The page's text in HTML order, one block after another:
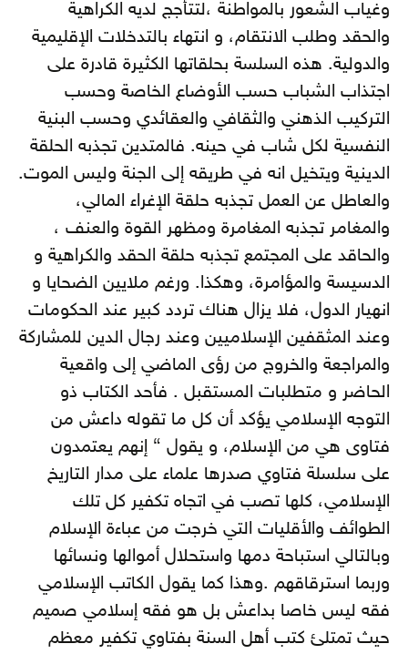
وغياب الشعور بالمواطنة ،لتتأجج لديه الكراهية
والحقد وطلب الانتقام، و انتهاء بالتدخلات الإقليمية
والدولية. هذه السلسة بحلقاتها الكثيرة قادرة على
اجتذاب الشباب حسب الأوضاع الخاصة وحسب
التركيب الذهني والثقافي والعقائدي وحسب البنية
النفسية لكل شاب في حينه. فالمتدين تجذبه الحلقة
الدينية ويتخيل انه في طريقه إلى الجنة وليس الموت.
والعاطل عن العمل تجذبه حلقة الإغراء المالي،
والمغامر تجذبه المغامرة ومظهر القوة والعنف ،
والحاقد على المجتمع تجذبه حلقة الحقد والكراهية و
الدسيسة والمؤامرة، وهكذا. ورغم ملايين الضحايا و
انهيار الدول، فلا يزال هناك تردد كبير عند الحكومات
وعند المثقفين الإسلاميين وعند رجال الدين للمشاركة
والمراجعة والخروج من رؤى الماضي إلى واقعية
الحاضر و متطلبات المستقبل . فأحد الكتاب ذو
التوجه الإسلامي يؤكد أن كل ما تقوله داعش من
فتاوى هي من الإسلام، و يقول “ إنهم يعتمدون
على سلسلة فتاوي صدرها علماء على مدار التاريخ
الإسلامي، كلها تصب في اتجاه تكفير كل تلك
الطوائف والأقليات التي خرجت من عباءة الإسلام
وبالتالي استباحة دمها واستحلال أموالها ونسائها
وربما استرقاقهم .وهذا كما يقول الكاتب الإسلامي
فقه ليس خاصا بداعش بل هو فقه إسلامي صميم
حيث تمتلئ كتب أهل السنة بفتاوي تكفير معظم